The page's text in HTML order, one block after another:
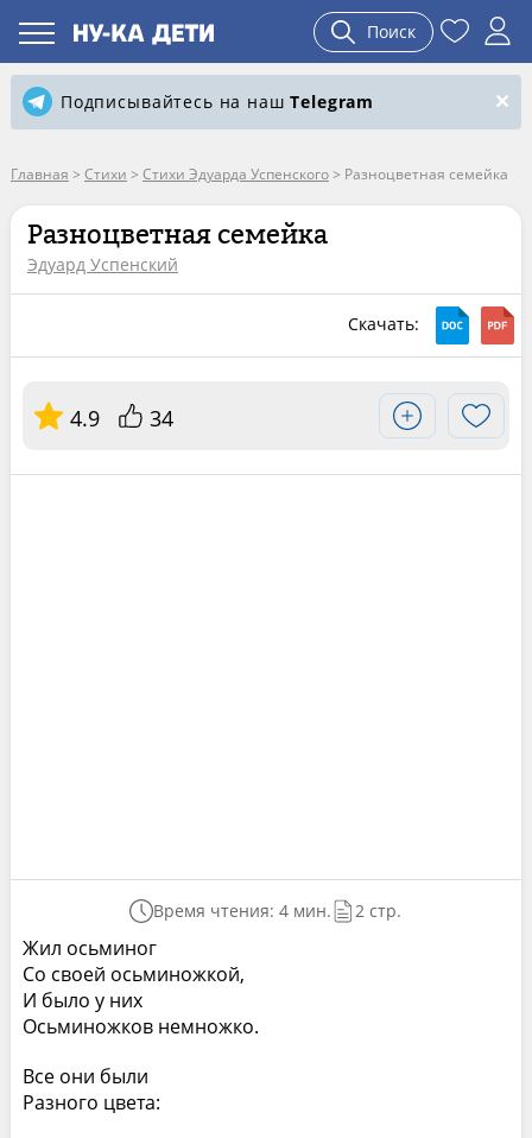
Поиск
Подписывайтесь на нашTelegram
Главная > Стихи > Стихи Эдуарда Успенского> Разноцветная семейка
Разноцветная семейка
Эдуард Успенский
Скачать:
4.9 34
Время чтения: 4 мин. 2 стр.
Жил осьминог
Со своей осьминожкой,
И было у них
Осьминожков немножко.
Все они были
Разного цвета: